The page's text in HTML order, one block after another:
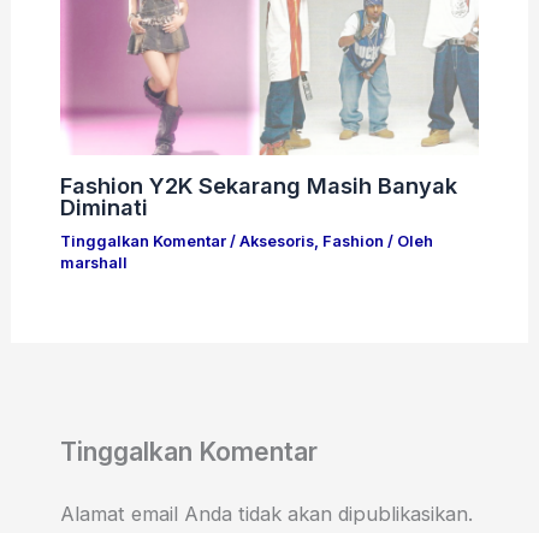
Fashion Y2K Sekarang Masih Banyak
Diminati
Tinggalkan Komentar / Aksesoris, Fashion / Oleh
marshall
Tinggalkan Komentar
Alamat email Anda tidak akan dipublikasikan.